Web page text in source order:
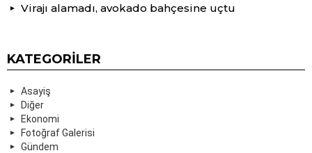
Virajı alamadı, avokado bahçesine uçtu
KATEGORILER
Asayiş
Diğer
Ekonomi
Fotoğraf Galerisi
Gündem